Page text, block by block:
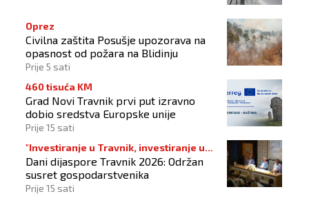
Oprez
Civilna zaštita Posušje upozorava na
opasnost od požara na Blidinju
Prije 5 sati
460 tisuća KM
Grad Novi Travnik prvi put izravno
dobio sredstva Europske unije
Prije 15 sati
"Investiranje u Travnik, investiranje u
budućnost"
Dani dijaspore Travnik 2026: Održan
susret gospodarstvenika
Prije 15 sati